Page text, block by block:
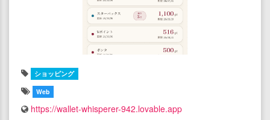
ショッピング
Web
https://wallet-whisperer-942.lovable.app